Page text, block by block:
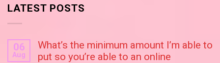
LATEST POSTS
06
Aug
What’s the minimum amount I’m able to
put so you’re able to an online